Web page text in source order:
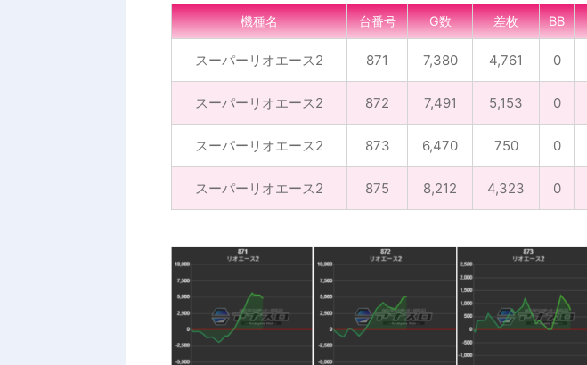
機種名 台番号 G数 差枚 BB
スーパーリオエース2 871 7,380 4,761 0
スーパーリオエース2 872 7,491 5,153 0
スーパーリオエース2 873 6,470 750 0
スーパーリオエース2 875 8,212 4,323 0